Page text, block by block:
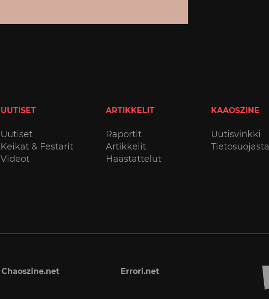
UUTISET
Uutiset
Keikat & Festarit
Videot
ARTIKKELIT
Raportit
Artikkelit
Haastattelut
KAAOSZINE
Uutisvinkki
Tietosuojasta
Chaoszine.net Errori.net